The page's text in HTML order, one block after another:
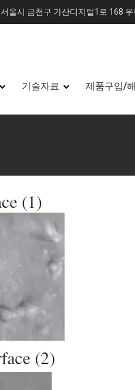
서울시 금천구 가산디지털1로 168
기술자료 제품구입/